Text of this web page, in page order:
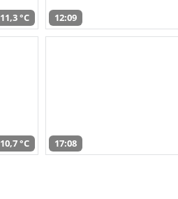
11,3 °C 12:09
10,7 °C 17:08